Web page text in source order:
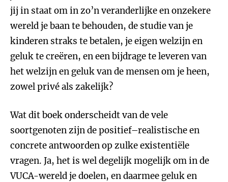
jij in staat om in zo’n veranderlijke en onzekere
wereld je baan te behouden, de studie van je
kinderen straks te betalen, je eigen welzijn en
geluk te creëren, en een bijdrage te leveren van
het welzijn en geluk van de mensen om je heen,
zowel privé als zakelijk?
Wat dit boek onderscheidt van de vele
soortgenoten zijn de positief–realistische en
concrete antwoorden op zulke existentiële
vragen. Ja, het is wel degelijk mogelijk om in de
VUCA-wereld je doelen, en daarmee geluk en